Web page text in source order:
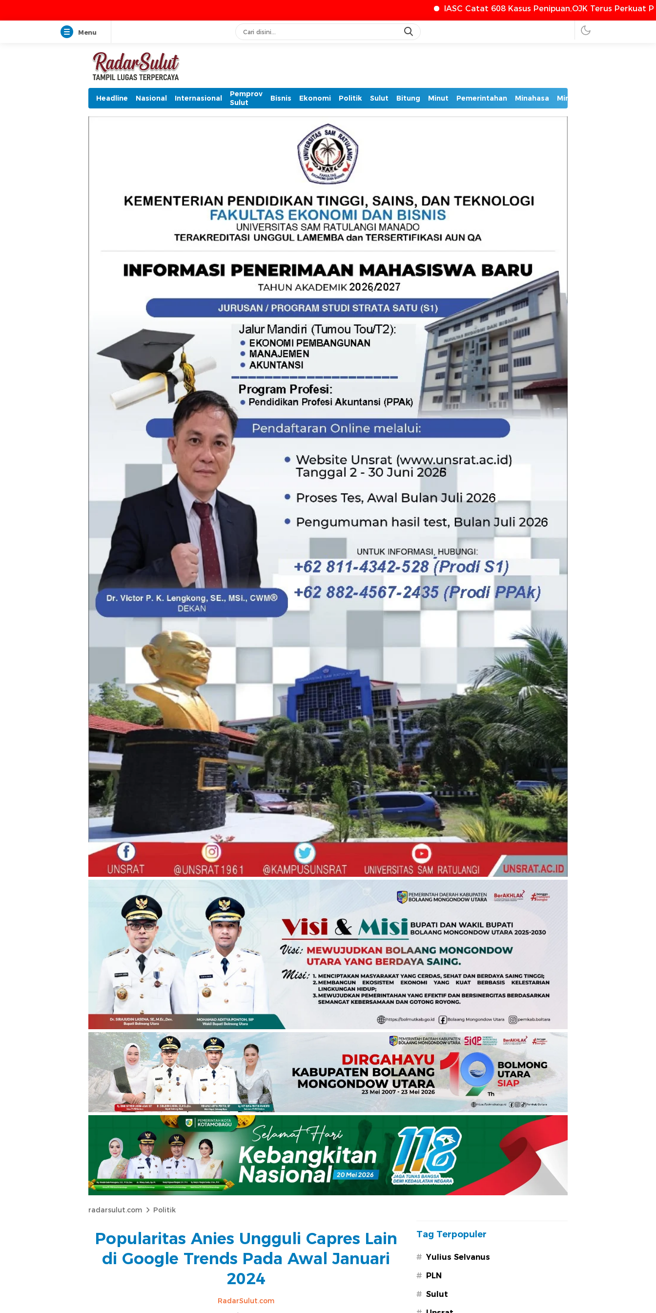
IASC Catat 608 Kasus Penipuan,OJK Terus Perkuat Perlindungan
Menu
Headline Nasional Internasional
Pemprov
Sulut
Bisnis Ekonomi Politik Sulut Bitung Minut Pemerintahan Minahasa Minsel
radarsulut.com Politik
Popularitas Anies Ungguli Capres Lain
di Google Trends Pada Awal Januari
2024
RadarSulut.com
Tag Terpopuler
# Yulius Selvanus
# PLN
# Sulut